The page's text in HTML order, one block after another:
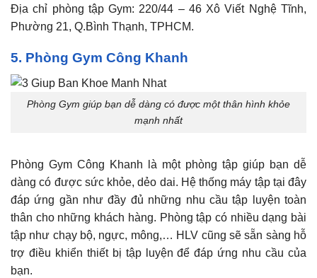
Địa chỉ phòng tập Gym: 220/44 – 46 Xô Viết Nghệ Tĩnh,
Phường 21, Q.Bình Thạnh, TPHCM.
5. Phòng Gym Công Khanh
Phòng Gym giúp bạn dễ dàng có được một thân hình khỏe
mạnh nhất
Phòng Gym Công Khanh là một phòng tập giúp bạn dễ
dàng có được sức khỏe, dẻo dai. Hệ thống máy tập tại đây
đáp ứng gần như đầy đủ những nhu cầu tập luyện toàn
thân cho những khách hàng. Phòng tập có nhiều dạng bài
tập như chạy bộ, ngực, mông,… HLV cũng sẽ sẵn sàng hỗ
trợ điều khiển thiết bị tập luyện để đáp ứng nhu cầu của
bạn.